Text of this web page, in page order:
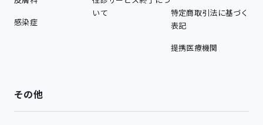
感染症
いて
特定商取引法に基づく
表記
提携医療機関
その他